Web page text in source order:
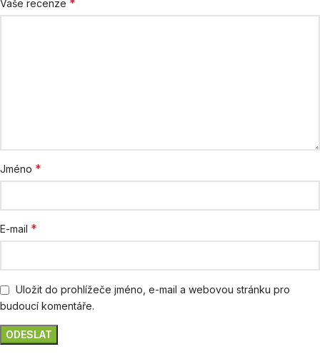
Vaše recenze *
Jméno *
E-mail *
Uložit do prohlížeče jméno, e-mail a webovou stránku pro
budoucí komentáře.